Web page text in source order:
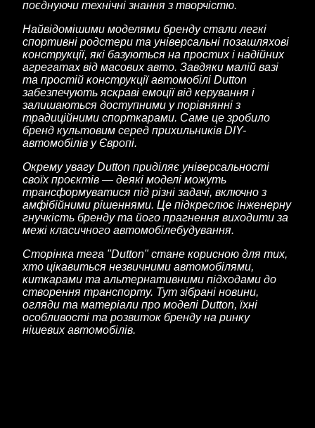
поєднуючи технічні знання з творчістю.
Найвідомішими моделями бренду стали легкі
спортивні родстери та універсальні позашляхові
конструкції, які базуються на простих і надійних
агрегатах від масових авто. Завдяки малій вазі
та простій конструкції автомобілі Dutton
забезпечують яскраві емоції від керування і
залишаються доступними у порівнянні з
традиційними спорткарами. Саме це зробило
бренд культовим серед прихильників DIY-
автомобілів у Європі.
Окрему увагу Dutton приділяє універсальності
своїх проєктів — деякі моделі можуть
трансформуватися під різні задачі, включно з
амфібійними рішеннями. Це підкреслює інженерну
гнучкість бренду та його прагнення виходити за
межі класичного автомобілебудування.
Сторінка тега "Dutton" стане корисною для тих,
хто цікавиться незвичними автомобілями,
киткарами та альтернативними підходами до
створення транспорту. Тут зібрані новини,
огляди та матеріали про моделі Dutton, їхні
особливості та розвиток бренду на ринку
нішевих автомобілів.